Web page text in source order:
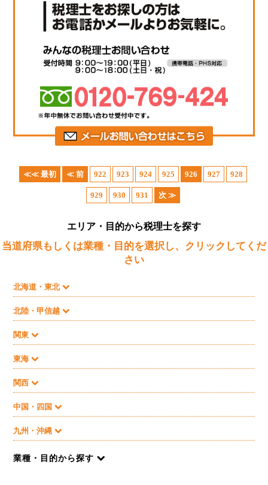
≪≪ 最初 ≪ 前 922 923 924 925 926 927 928
929 930 931 次 ≫
エリア・目的から税理士を探す
当道府県もしくは業種・目的を選択し、クリックしてくだ
さい
北海道・東北
北陸・甲信越
関東
東海
関西
中国・四国
九州・沖縄
業種・目的から探す